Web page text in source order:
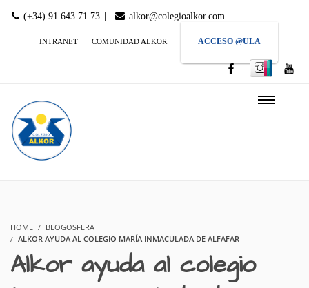
(+34) 91 643 71 73 | alkor@colegioalkor.com
INTRANET COMUNIDAD ALKOR ACCESO @ULA
HOME
BLOGOSFERA
ALKOR AYUDA AL COLEGIO MARÍA INMACULADA DE ALFAFAR
Alkor ayuda al colegio